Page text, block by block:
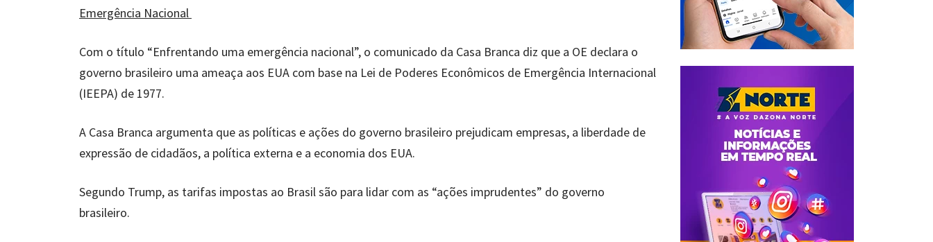
Emergência Nacional
Com o título “Enfrentando uma emergência nacional”, o comunicado da Casa Branca diz que a OE declara o
governo brasileiro uma ameaça aos EUA com base na Lei de Poderes Econômicos de Emergência Internacional
(IEEPA) de 1977.
A Casa Branca argumenta que as políticas e ações do governo brasileiro prejudicam empresas, a liberdade de
expressão de cidadãos, a política externa e a economia dos EUA.
Segundo Trump, as tarifas impostas ao Brasil são para lidar com as “ações imprudentes” do governo
brasileiro.